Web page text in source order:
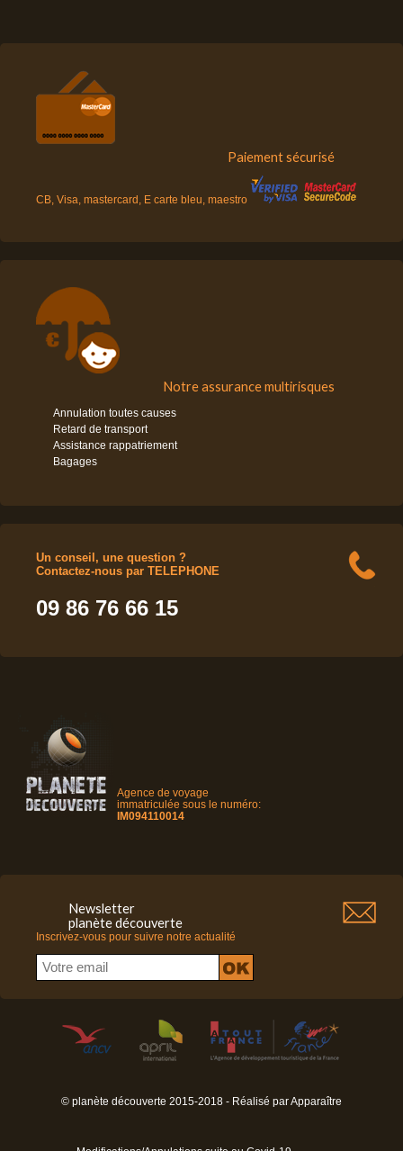
Paiement sécurisé
CB, Visa, mastercard, E carte bleu, maestro
Notre assurance multirisques
Annulation toutes causes
Retard de transport
Assistance rappatriement
Bagages
Un conseil, une question ?
Contactez-nous par TELEPHONE
09 86 76 66 15
Agence de voyage
immatriculée sous le numéro:
IM094110014
Newsletter
planète découverte
Inscrivez-vous pour suivre notre actualité
© planète découverte 2015-2018 - Réalisé parApparaître